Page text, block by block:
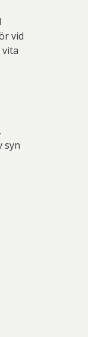
vid
syn